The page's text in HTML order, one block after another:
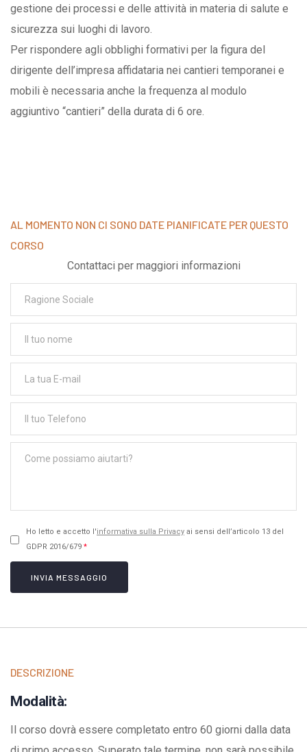
gestione dei processi e delle attività in materia di salute e
sicurezza sui luoghi di lavoro.
Per rispondere agli obblighi formativi per la figura del
dirigente dell’impresa affidataria nei cantieri temporanei e
mobili è necessaria anche la frequenza al modulo
aggiuntivo “cantieri” della durata di 6 ore.
AL MOMENTO NON CI SONO DATE PIANIFICATE PER QUESTO
CORSO
Contattaci per maggiori informazioni
Ho letto e accetto l'informativa sulla Privacy ai sensi dell’articolo 13 del
GDPR 2016/679 *
INVIA MESSAGGIO
DESCRIZIONE
Modalità:
Il corso dovrà essere completato entro 60 giorni dalla data